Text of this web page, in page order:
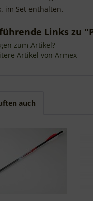
im Set enthalten.
Links zu
zum Artikel?
Artikel von Armex
auch